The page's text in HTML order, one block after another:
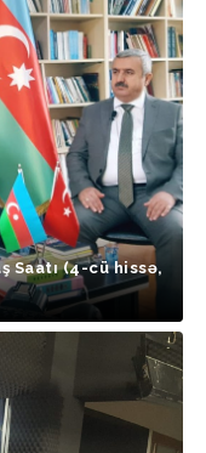
Saatı (4-cü hissə,